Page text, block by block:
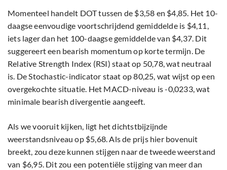
Momenteel handelt DOT tussen de $3,58 en $4,85. Het 10-
daagse eenvoudige voortschrijdend gemiddelde is $4,11,
iets lager dan het 100-daagse gemiddelde van $4,37. Dit
suggereert een bearish momentum op korte termijn. De
Relative Strength Index (RSI) staat op 50,78, wat neutraal
is. De Stochastic-indicator staat op 80,25, wat wijst op een
overgekochte situatie. Het MACD-niveau is -0,0233, wat
minimale bearish divergentie aangeeft.
Als we vooruit kijken, ligt het dichtstbijzijnde
weerstandsniveau op $5,68. Als de prijs hier bovenuit
breekt, zou deze kunnen stijgen naar de tweede weerstand
van $6,95. Dit zou een potentiële stijging van meer dan